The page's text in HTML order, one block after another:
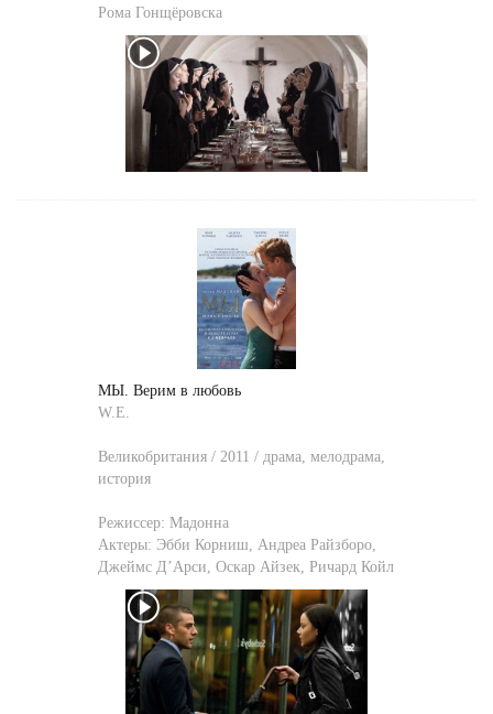
Рома Гонщёровска
МЫ. Верим в любовь
W.E.
Великобритания / 2011 / драма, мелодрама,
история
Режиссер: Мадонна
Актеры: Эбби Корниш Андреа Райзборо
Джеймс Д’Арси Оскар Айзек Ричард Койл